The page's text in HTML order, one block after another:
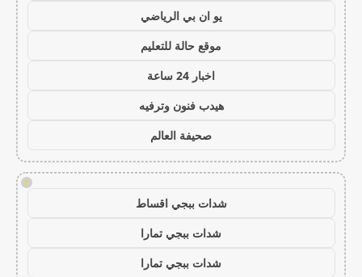
يو ان بي الرياضي
موقع حالة للتعليم
اخبار 24 ساعة
هيدب فنون وترفيه
صحيفة العالم
!
شدات ببجي اقساط
شدات ببجي تمارا
شدات ببجي تمارا